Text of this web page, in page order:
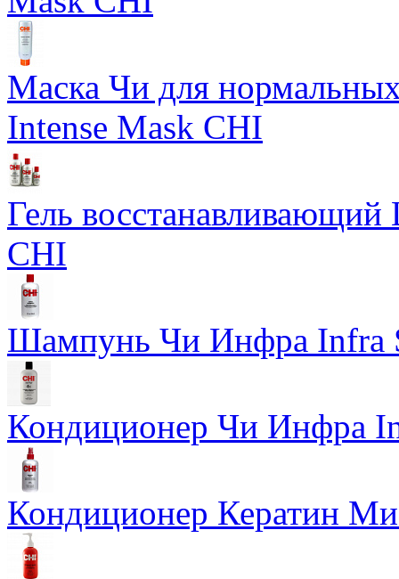
Маска Чи для
Intense Mask CHI
Гель
CHI
Шампунь Чи Инфра Infra
Кондиционер Чи Инфра
Кондиционер Кератин